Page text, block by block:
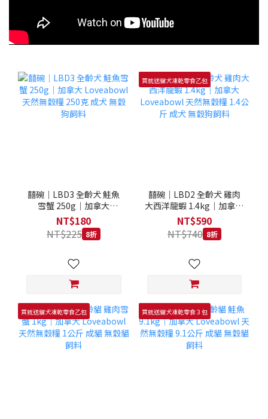
囍碗｜LBD3 全齡犬 鮭魚
雪蟹 250g｜加拿大
Loveabowl 天然無穀糧
250克 成犬 無穀狗飼料
NT$180
NT$225 8折
買就送貓犬凍乾零食乙包
囍碗｜LBD2 全齡犬 雞肉
大西洋龍蝦 1.4kg｜加拿大
Loveabowl 天然無穀糧
1.4公斤 成犬 無穀狗飼料
NT$590
NT$740 8折
買就送貓犬凍乾零食乙包 買就送貓犬凍乾零食３包